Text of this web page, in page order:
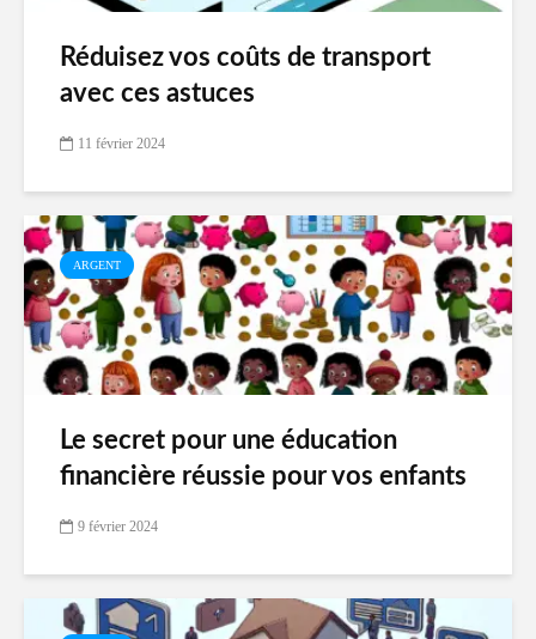
Réduisez vos coûts de transport
avec ces astuces
11 février 2024
ARGENT
Le secret pour une éducation
financière réussie pour vos enfants
9 février 2024